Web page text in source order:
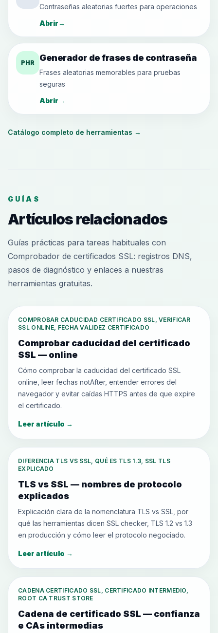
Contraseñas aleatorias fuertes para operaciones
Abrir→
PHR Generador de frases de contraseña
Frases aleatorias memorables para pruebas
seguras
Abrir→
Catálogo completo de herramientas →
GUÍAS
Artículos relacionados
Guías prácticas para tareas habituales con
Comprobador de certificados SSL: registros DNS,
pasos de diagnóstico y enlaces a nuestras
herramientas gratuitas.
COMPROBAR CADUCIDAD CERTIFICADO SSL, VERIFICAR
SSL ONLINE, FECHA VALIDEZ CERTIFICADO
Comprobar caducidad del certificado
SSL — online
Cómo comprobar la caducidad del certificado SSL
online, leer fechas notAfter, entender errores del
navegador y evitar caídas HTTPS antes de que expire
el certificado.
Leer artículo →
DIFERENCIA TLS VS SSL, QUÉ ES TLS 1.3, SSL TLS
EXPLICADO
TLS vs SSL — nombres de protocolo
explicados
Explicación clara de la nomenclatura TLS vs SSL, por
qué las herramientas dicen SSL checker, TLS 1.2 vs 1.3
en producción y cómo leer el protocolo negociado.
Leer artículo →
CADENA CERTIFICADO SSL, CERTIFICADO INTERMEDIO,
ROOT CA TRUST STORE
Cadena de certificado SSL — confianza
e CAs intermedias